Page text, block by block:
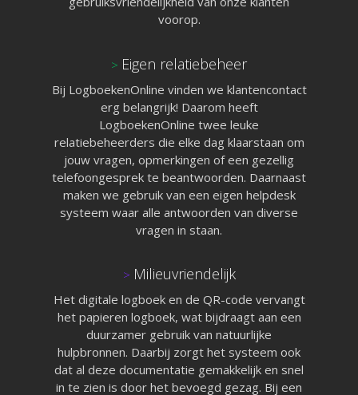
voorop.
> Eigen relatiebeheer
Bij LogboekenOnline vinden we klantencontact
erg belangrijk! Daarom heeft
LogboekenOnline twee leuke
relatiebeheerders die elke dag klaarstaan om
jouw vragen, opmerkingen of een gezellig
telefoongesprek te beantwoorden. Daarnaast
maken we gebruik van een eigen helpdesk
systeem waar alle antwoorden van diverse
vragen in staan.
> Milieuvriendelijk
Het digitale logboek en de QR-code vervangt
het papieren logboek, wat bijdraagt aan een
duurzamer gebruik van natuurlijke
hulpbronnen. Daarbij zorgt het systeem ook
dat al deze documentatie gemakkelijk en snel
in te zien is door het bevoegd gezag. Bij een
Technische specificaties
Koppelingen
Over ons
Referenties
Nieuws
Webinar
Contact
Privacy Policy
Systeemstatus
Uptime afgelopen 30
088 4566 000 (09:00 tot